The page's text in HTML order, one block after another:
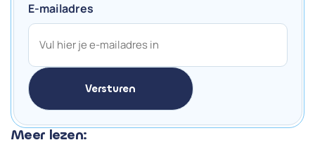
Meer lezen:
E-mailadres